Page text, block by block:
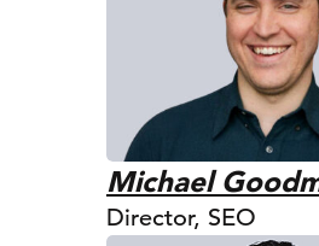
Michael
Director, SEO